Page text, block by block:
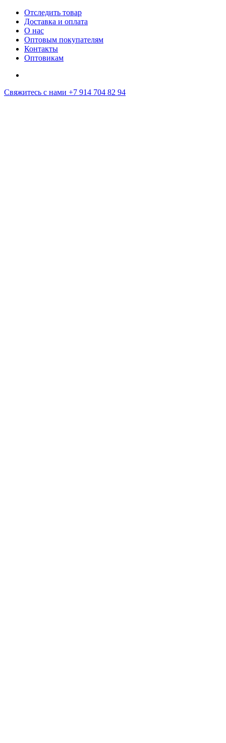
Отследить товар
Доставка и оплата
О нас
Оптовым покупателям
Контакты
Оптовикам
Свяжитесь с нами +7 914 704 82 94